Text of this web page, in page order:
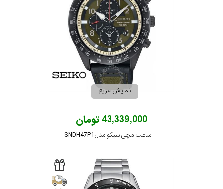
نمایش سریع
43,339,000 تومان
ساعت مچی سیکو مدل SNDH47P1